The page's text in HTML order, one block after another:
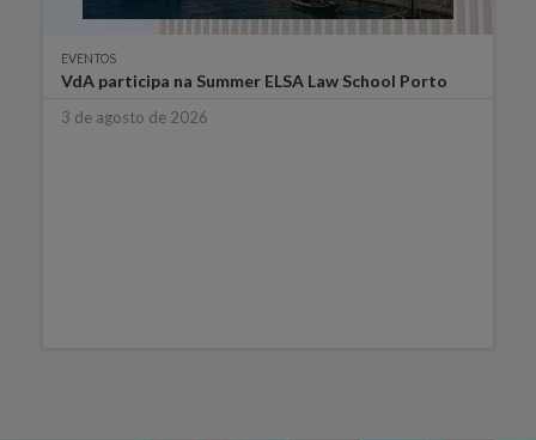
EVENTOS
VdA participa na Summer ELSA Law School Porto
3 de agosto de 2026